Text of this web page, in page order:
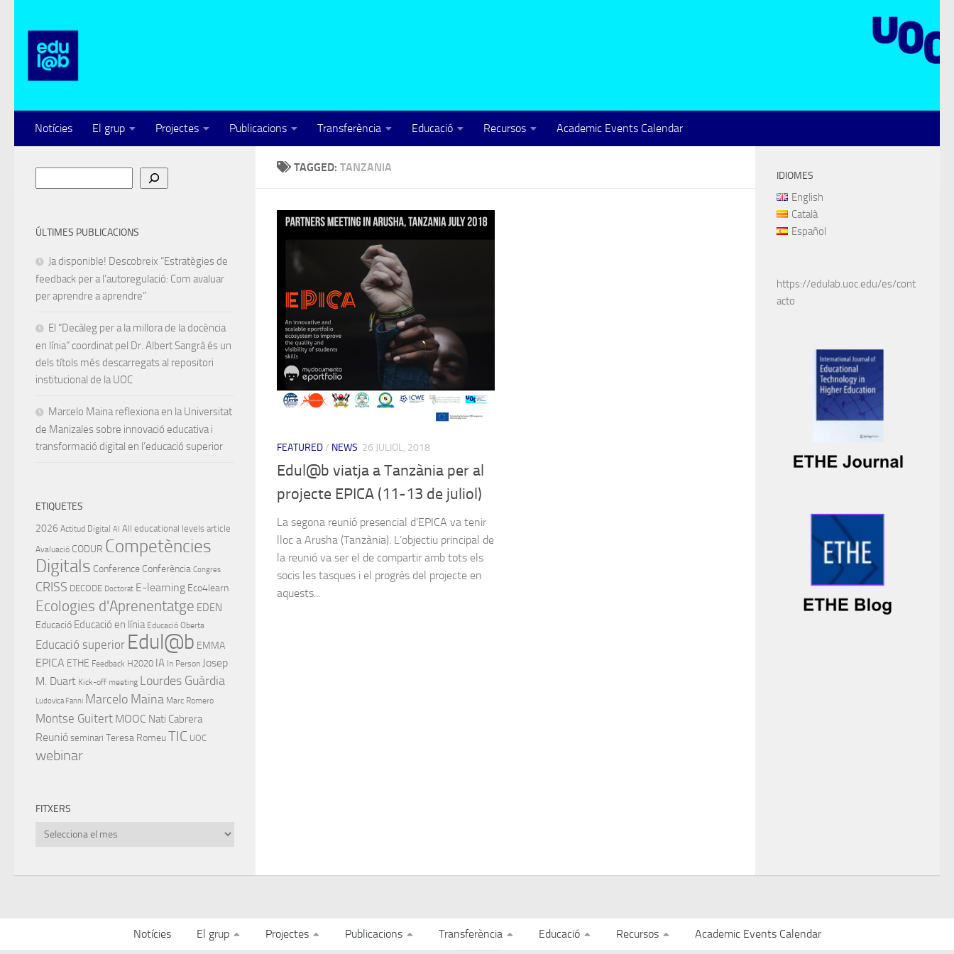
Notícies El grup Projectes Publicacions Transferència Educació Recursos Academic Events Calendar
TAGGED: TANZANIA
FEATURED/ NEWS 26 JULIOL, 2018
Edul@b viatja a Tanzània per al
projecte EPICA (11-13 de juliol)
La segona reunió presencial d’EPICA va tenir
lloc a Arusha (Tanzània). L’objectiu principal de
la reunió va ser el de compartir amb tots els
socis les tasques i el progrés del projecte en
aquests...
ÚLTIMES PUBLICACIONS
Ja disponible! Descobreix “Estratègies de
feedback per a l’autoregulació: Com avaluar
per aprendre a aprendre”
El “Decàleg per a la millora de la docència
en línia” coordinat pel Dr. Albert Sangrà és un
dels títols més descarregats al repositori
institucional de la UOC
Marcelo Maina reflexiona en la Universitat
de Manizales sobre innovació educativa i
transformació digital en l’educació superior
ETIQUETES
2026 Actitud Digital AI All educational levels article
Avaluació CODUR Competències
Digitals Conference Conferència Congres
CRISS DECODE Doctorat E-learning Eco4learn
Ecologies d'Aprenentatge EDEN
Educació Educació en línia Educació Oberta
Educació superior Edul@b EMMA
EPICA ETHE Feedback H2020 IA In Person Josep
M. Duart Kick-off meeting Lourdes Guàrdia
Ludovica Fanni Marcelo Maina Marc Romero
Montse Guitert MOOC Nati Cabrera
Reunió seminari Teresa RomeuTIC UOC
webinar
FITXERS
Fitxers
IDIOMES
English
Català
Español
https://edulab.uoc.edu/es/cont
acto
Notícies El grup Projectes Publicacions Transferència Educació Recursos Academic Events Calendar